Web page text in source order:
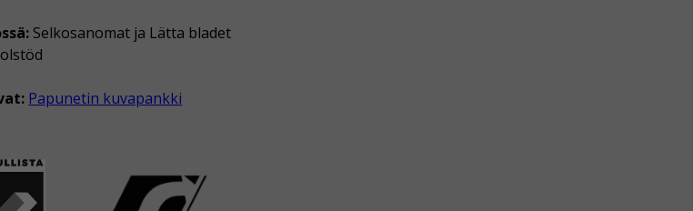
Selkosanomat ja Lätta bladet
Papunetin kuvapankki